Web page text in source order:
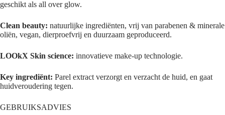
geschikt als all over glow.
Clean beauty: natuurlijke ingrediënten, vrij van parabenen & minerale
oliën, vegan, dierproefvrij en duurzaam geproduceerd.
LOOkX Skin science: innovatieve make-up technologie.
Key ingrediënt: Parel extract verzorgt en verzacht de huid, en gaat
huidveroudering tegen.
GEBRUIKSADVIES